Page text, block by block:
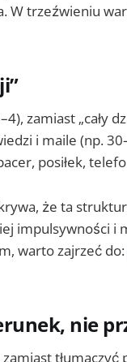
W trzeźwieniu
zamiast „cały
i maile (np.
posiłek,
że ta
impulsywności i
warto zajrzeć do:
nie
tłumaczyć